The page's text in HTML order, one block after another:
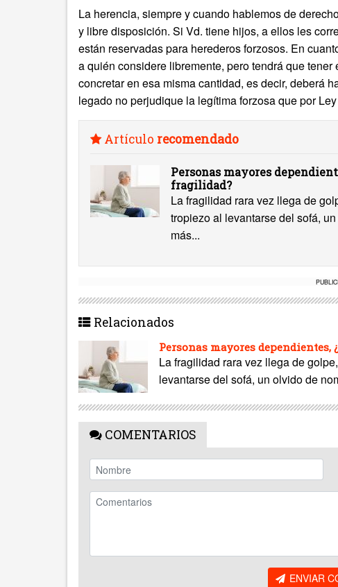
La herencia, siempre y cuando hablemos de
y libre disposición. Si Vd. tiene hijos, a ellos les
están reservadas para herederos forzosos. En
a quién considere libremente, pero tendrá que
concretar en esa misma cantidad, es decir, deberá
legado no perjudique la legítima forzosa que por
Artículo recomendado
Personas mayores
fragilidad?
La fragilidad rara vez llega de
tropiezo al levantarse del sofá,
más...
Relacionados
Personas mayores
La fragilidad rara vez llega de
levantarse del sofá, un olvido de
COMENTARIOS
ENVIAR